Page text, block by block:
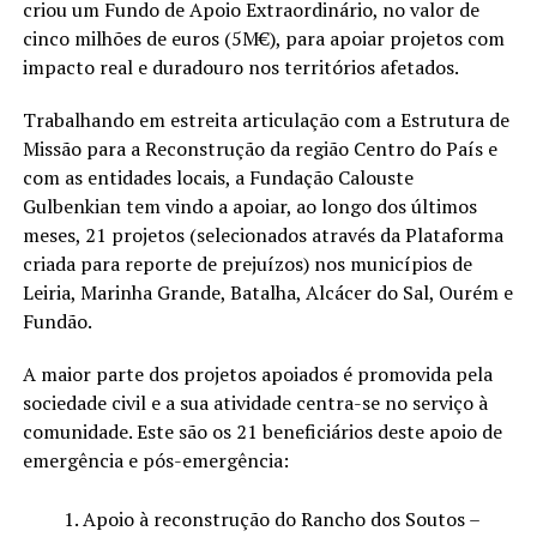
criou um Fundo de Apoio Extraordinário, no valor de
cinco milhões de euros (5M€), para apoiar projetos com
impacto real e duradouro nos territórios afetados.
Trabalhando em estreita articulação com a Estrutura de
Missão para a Reconstrução da região Centro do País e
com as entidades locais, a Fundação Calouste
Gulbenkian tem vindo a apoiar, ao longo dos últimos
meses, 21 projetos (selecionados através da Plataforma
criada para reporte de prejuízos) nos municípios de
Leiria, Marinha Grande, Batalha, Alcácer do Sal, Ourém e
Fundão.
A maior parte dos projetos apoiados é promovida pela
sociedade civil e a sua atividade centra-se no serviço à
comunidade. Este são os 21 beneficiários deste apoio de
emergência e pós-emergência:
Apoio à reconstrução do Rancho dos Soutos –